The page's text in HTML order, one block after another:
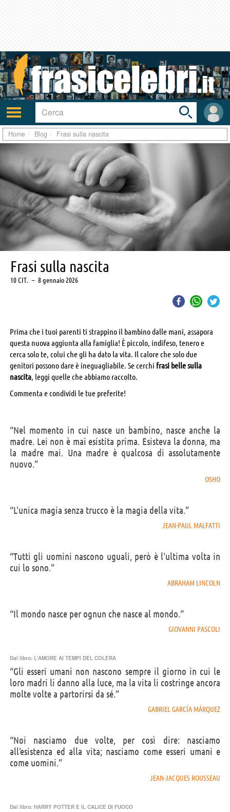
Attiva/disattiva
navigazione
User
area
Toggle
search
bar
Home Blog Frasi sulla nascita
Frasi sulla nascita
10 CIT. – 8 gennaio 2026
Prima che i tuoi parenti ti strappino il bambino dalle mani, assapora
questa nuova aggiunta alla famiglia! È piccolo, indifeso, tenero e
cerca solo te, colui che gli ha dato la vita. Il calore che solo due
genitori possono dare è ineguagliabile. Se cerchi frasi belle sulla
nascita, leggi quelle che abbiamo raccolto.
Commenta e condividi le tue preferite!
“Nel momento in cui nasce un bambino, nasce anche la
madre. Lei non è mai esistita prima. Esisteva la donna, ma
la madre mai. Una madre è qualcosa di assolutamente
nuovo.”
OSHO
“L'unica magia senza trucco è la magia della vita.”
JEAN-PAUL MALFATTI
“Tutti gli uomini nascono uguali, però è l'ultima volta in
cui lo sono.”
ABRAHAM LINCOLN
“Il mondo nasce per ognun che nasce al mondo.”
GIOVANNI PASCOLI
Dal libro: L'AMORE AI TEMPI DEL COLERA
“Gli esseri umani non nascono sempre il giorno in cui le
loro madri li danno alla luce, ma la vita li costringe ancora
molte volte a partorirsi da sé.”
GABRIEL GARCÍA MÁRQUEZ
“Noi nasciamo due volte, per così dire: nasciamo
all'esistenza ed alla vita; nasciamo come esseri umani e
come uomini.”
JEAN-JACQUES ROUSSEAU
Dal libro: HARRY POTTER E IL CALICE DI FUOCO